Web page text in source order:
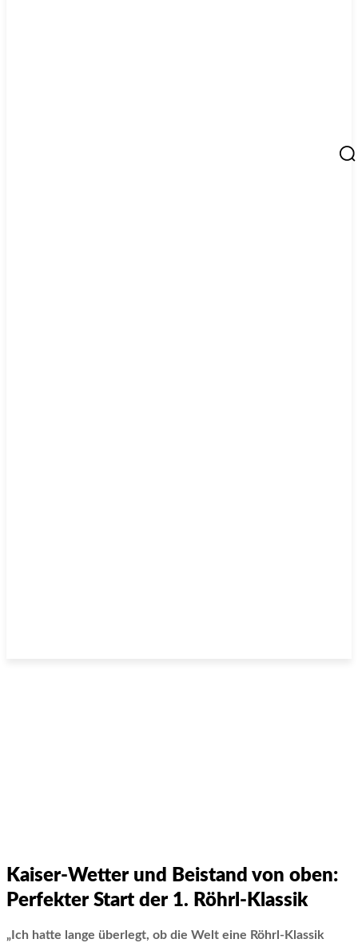
Kaiser-Wetter und Beistand von oben:
Perfekter Start der 1. Röhrl-Klassik
„Ich hatte lange überlegt, ob die Welt eine Röhrl-Klassik